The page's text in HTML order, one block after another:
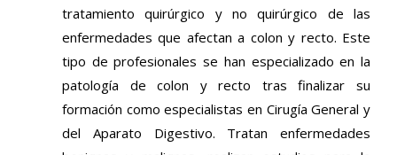
tratamiento quirúrgico y no quirúrgico de las
enfermedades que afectan a colon y recto. Este
tipo de profesionales se han especializado en la
patología de colon y recto tras finalizar su
formación como especialistas en Cirugía General y
del Aparato Digestivo. Tratan enfermedades